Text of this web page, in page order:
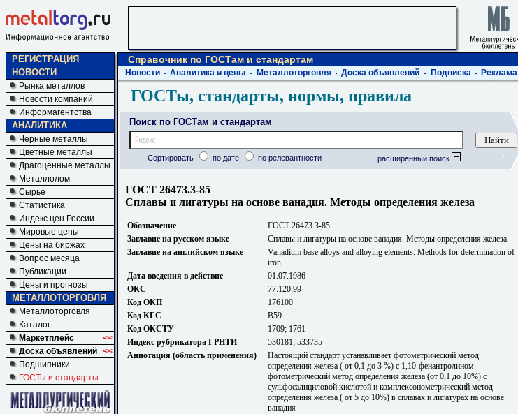
РЕГИСТРАЦИЯ
НОВОСТИ
Рынка металлов
Новости компаний
Информагентства
АНАЛИТИКА
Черные металлы
Цветные металлы
Драгоценные металлы
Металлолом
Сырье
Статистика
Индекс цен России
Мировые цены
Цены на биржах
Вопрос месяца
Публикации
Цены и прогнозы
МЕТАЛЛОТОРГОВЛЯ
Металлоторговля
Каталог
Маркетплейс
<<
Доска объявлений <<
Подшипники
ГОСТы и стандарты
Справочник по ГОСТам и стандартам
Новости Аналитика и цены Металлоторговля Доска объявлений Подписка Реклама
ГОСТы, стандарты, нормы, правила
Поиск по ГОСТам и стандартам
Сортировать по дате по релевантности расширенный поиск
ГОСТ 26473.3-85
Сплавы и лигатуры на основе ванадия. Методы определения железа
Обозначение
ГОСТ 26473.3-85
Заглавие на русском языке
Сплавы и лигатуры на основе ванадия. Методы определения железа
Заглавие на английском языке
Vanadium base alloys and alloying elements. Methods for determination of
iron
Дата введения в действие
01.07.1986
ОКС
77.120.99
Код ОКП
176100
Код КГС
В59
Код ОКСТУ
1709; 1761
Индекс рубрикатора ГРНТИ
530181; 533735
Аннотация (область применения)
Настоящий стандарт устанавливает фотометрический метод
определения железа ( от 0,1 до 3 %) с 1,10-фенантролином
фотометрический метод определения железа (от 0,1 до 10%) с
сульфосалициловой кислотой и комплексонометрический метод
определения железа ( от 5 до 10%) в сплавах и лигатурах на основе
ванадия